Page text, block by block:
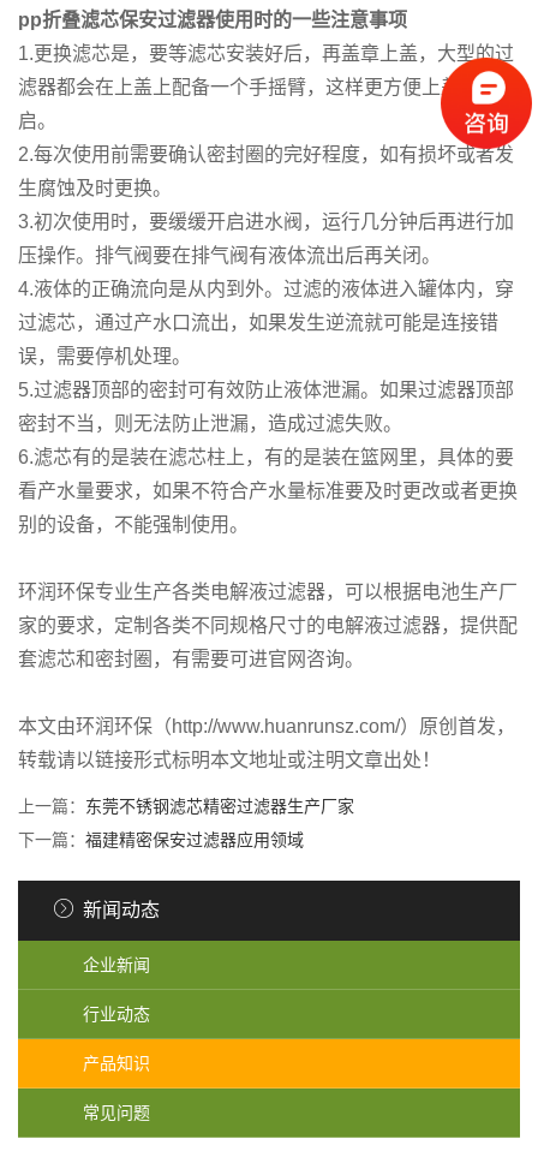
pp折叠滤芯保安过滤器使用时的一些注意事项
1.更换滤芯是，要等滤芯安装好后，再盖章上盖，大型的过
滤器都会在上盖上配备一个手摇臂，这样更方便上盖的开
启。
2.每次使用前需要确认密封圈的完好程度，如有损坏或者发
生腐蚀及时更换。
3.初次使用时，要缓缓开启进水阀，运行几分钟后再进行加
压操作。排气阀要在排气阀有液体流出后再关闭。
4.液体的正确流向是从内到外。过滤的液体进入罐体内，穿
过滤芯，通过产水口流出，如果发生逆流就可能是连接错
误，需要停机处理。
5.过滤器顶部的密封可有效防止液体泄漏。如果过滤器顶部
密封不当，则无法防止泄漏，造成过滤失败。
6.滤芯有的是装在滤芯柱上，有的是装在篮网里，具体的要
看产水量要求，如果不符合产水量标准要及时更改或者更换
别的设备，不能强制使用。
环润环保专业生产各类电解液过滤器，可以根据电池生产厂
家的要求，定制各类不同规格尺寸的电解液过滤器，提供配
套滤芯和密封圈，有需要可进官网咨询。
本文由环润环保（http://www.huanrunsz.com/）原创首发，
转载请以链接形式标明本文地址或注明文章出处！
上一篇： 东莞不锈钢滤芯精密过滤器生产厂家
下一篇： 福建精密保安过滤器应用领域
新闻动态
企业新闻
行业动态
产品知识
常见问题